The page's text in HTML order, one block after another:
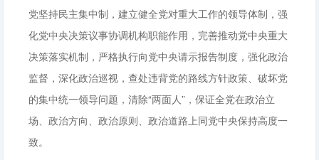
党坚持民主集中制，建立健全党对重大工作的领导体制，强
化党中央决策议事协调机构职能作用，完善推动党中央重大
决策落实机制，严格执行向党中央请示报告制度，强化政治
监督，深化政治巡视，查处违背党的路线方针政策、破坏党
的集中统一领导问题，清除“两面人”，保证全党在政治立
场、政治方向、政治原则、政治道路上同党中央保持高度一
致。